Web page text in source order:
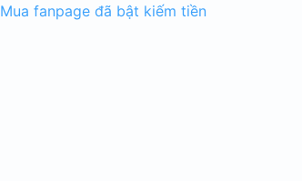
Mua fanpage đã bật kiếm tiền